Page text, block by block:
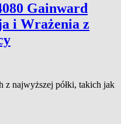
Gainward
i Wrażenia z
najwyższej półki, takich jak